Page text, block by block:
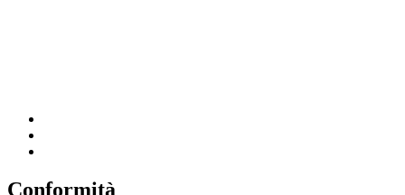
Conformità